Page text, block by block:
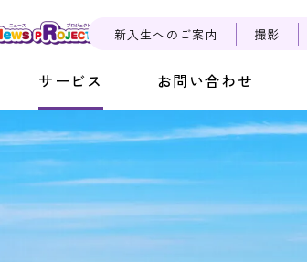
サービス お問い合わせ
新入生へのご案内 撮影